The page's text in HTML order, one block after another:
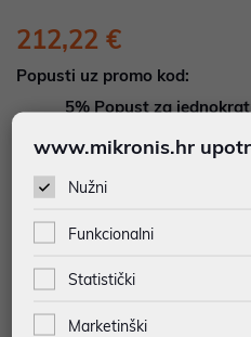
212,22 €
Popusti uz promo kod:
5%Popust za
"POPUST" , popusti se
DOSTUPNOST NA UPIT
Pošaljite upit naweb-
www.mikronis.hr
Nužni
Funkcionalni
Statistički
Marketinški